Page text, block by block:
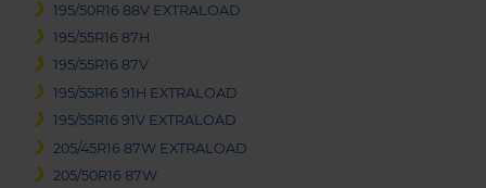
195/50R16 88V EXTRALOAD
195/55R16 87H
195/55R16 87V
195/55R16 91H EXTRALOAD
195/55R16 91V EXTRALOAD
205/45R16 87W EXTRALOAD
205/50R16 87W